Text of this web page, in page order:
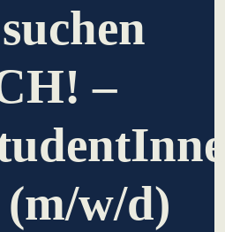
Partner
Partner
–
(m/w/d)